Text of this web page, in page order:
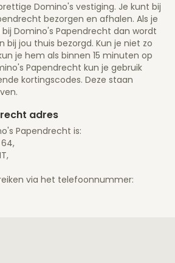
Domino's vestiging. Je kunt bij
bezorgen en afhalen. Als je
Domino's Papendrecht dan wordt
bij jou thuis bezorgd. Kun je niet zo
je hem als binnen 15 minuten op
Papendrecht kun je gebruik
kortingscodes. Deze staan
adres
Papendrecht is:
via het telefoonnummer: